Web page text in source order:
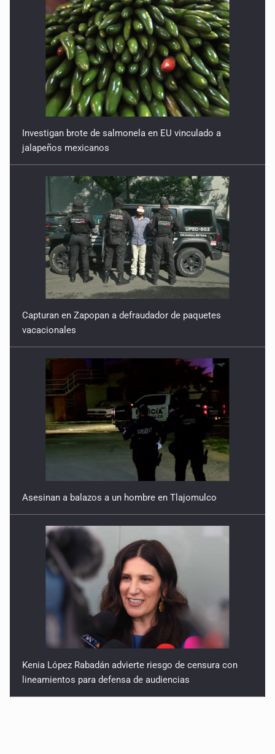
Investigan brote de salmonela en EU vinculado a
jalapeños mexicanos
Capturan en Zapopan a defraudador de paquetes
vacacionales
Asesinan a balazos a un hombre en Tlajomulco
Kenia López Rabadán advierte riesgo de censura con
lineamientos para defensa de audiencias